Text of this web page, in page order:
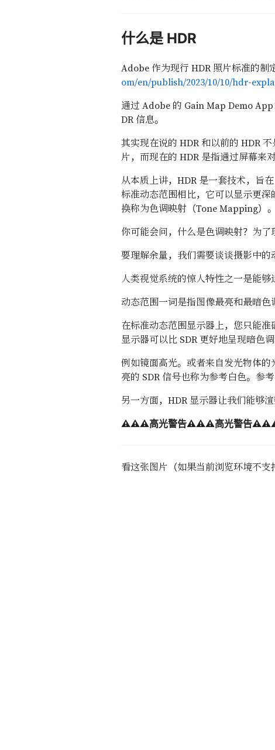
什么是 HDR
Adobe 作为现行 HDR 照片标准的制
om/en/publish/2023/10/10/hdr-
通过 Adobe 的 Gain Map Demo App
DR 信息。
其实现在说的 HDR 和以前的 HDR
片，而现在的 HDR 是指通过屏幕来
从本质上讲，HDR 是一套技术，旨
标准动态范围相比，它可以显示更
换称为色调映射（Tone Mapping）。
你可能会问，什么是色调映射？为了
要理解余量，我们需要谈谈摄影中的
人类视觉系统的惊人特性之一是能
动态范围一词是指图像最亮和最暗色
在标准动态范围显示器上，您只能
显示器可以比 SDR 更好地呈现暗色
例如镜面高光。或者来自发光物体
亮的 SDR 信号也称为参考白色。参
另一方面，HDR 显示器让我们能够
⚠️⚠️⚠️高光警告⚠️⚠️⚠️高光警告
看这张图片（如果当前浏览环境不支